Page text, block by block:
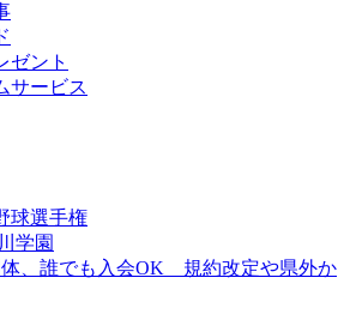
ゼント
サービス
学園
体、誰でも入会OK 規約改定や県外か